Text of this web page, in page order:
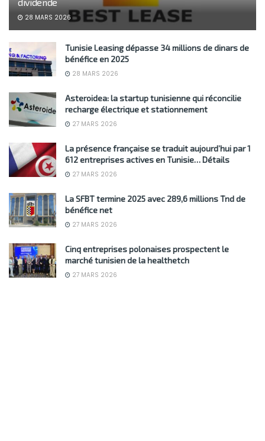
dividende
28 MARS 2026
Tunisie Leasing dépasse 34 millions de dinars de
bénéfice en 2025
28 MARS 2026
Asteroidea: la startup tunisienne qui réconcilie
recharge électrique et stationnement
27 MARS 2026
La présence française se traduit aujourd’hui par 1
612 entreprises actives en Tunisie… Détails
27 MARS 2026
La SFBT termine 2025 avec 289,6 millions Tnd de
bénéfice net
27 MARS 2026
Cinq entreprises polonaises prospectent le
marché tunisien de la healthetch
27 MARS 2026